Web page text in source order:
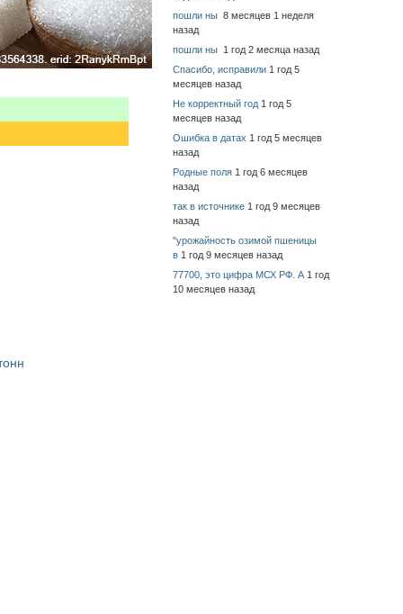
пошли ны 8 месяцев 1 неделя
назад
пошли ны 1 год 2 месяца назад
Спасибо, исправили 1 год 5
месяцев назад
Не корректный год 1 год 5
месяцев назад
Ошибка в датах 1 год 5 месяцев
назад
Родные поля 1 год 6 месяцев
назад
так в источнике 1 год 9 месяцев
назад
"урожайность озимой пшеницы
в 1 год 9 месяцев назад
77700, это цифра МСХ РФ. А 1 год
10 месяцев назад